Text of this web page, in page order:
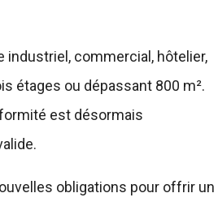
commercial, hôtelier,
étages ou dépassant 800 m².
est désormais
obligations pour offrir un